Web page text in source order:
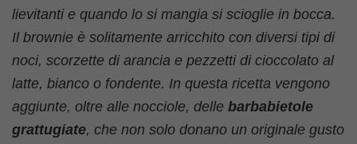
lievitanti e quando lo si mangia si scioglie in bocca.
Il brownie è solitamente arricchito con diversi tipi di
noci, scorzette di arancia e pezzetti di cioccolato al
latte, bianco o fondente. In questa ricetta vengono
aggiunte, oltre alle nocciole, delle barbabietole
grattugiate, che non solo donano un originale gusto